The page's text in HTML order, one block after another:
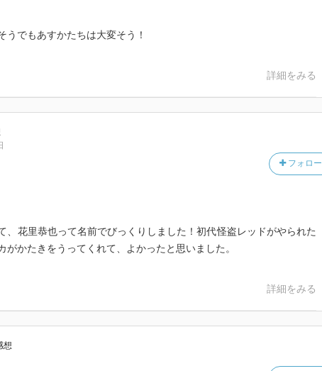
うでもあすかたちは大変そう！
詳細をみる
フォロー
、花里恭也って名前でびっくりしました！初代怪盗レッドがやられた
がかたきをうってくれて、よかったと思いました。
詳細をみる
想